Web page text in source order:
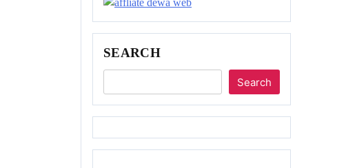
SEARCH
Search